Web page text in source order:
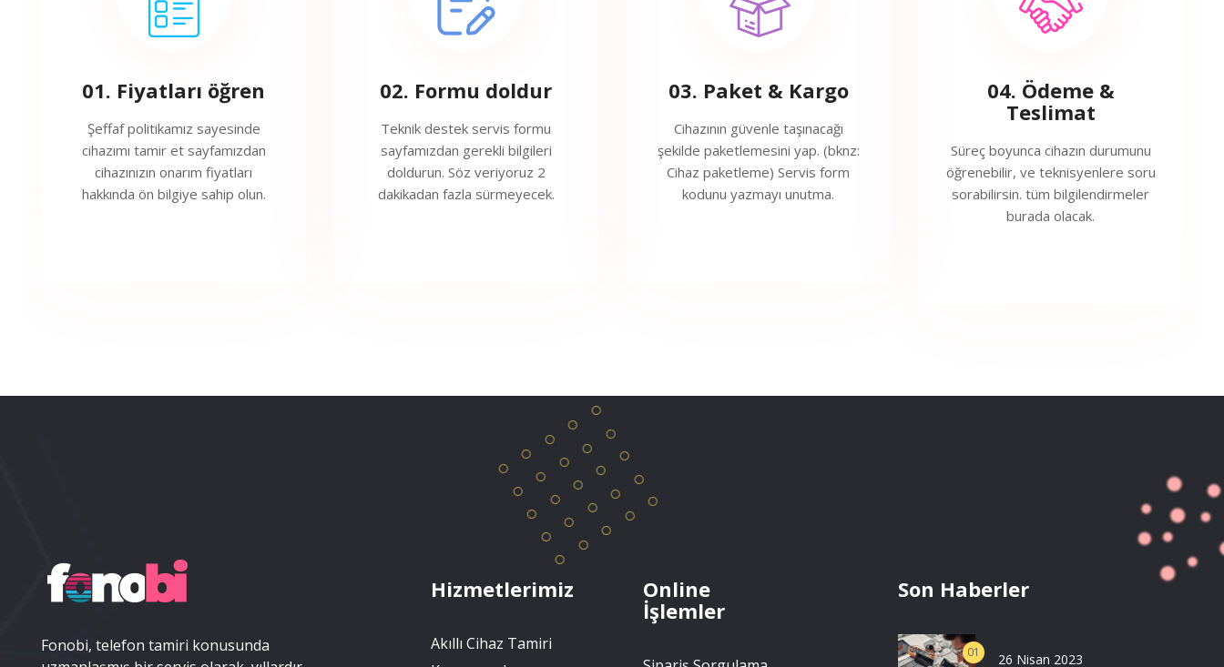
01. Fiyatları öğren
Şeffaf politikamız sayesinde
cihazımı tamir et sayfamızdan
cihazınızın onarım fiyatları
hakkında ön bilgiye sahip olun.
02. Formu doldur
Teknik destek servis formu
sayfamızdan gerekli bilgileri
doldurun. Söz veriyoruz 2
dakikadan fazla sürmeyecek.
03. Paket & Kargo
Cihazının güvenle taşınacağı
şekilde paketlemesini yap. (bknz:
Cihaz paketleme) Servis form
kodunu yazmayı unutma.
04. Ödeme &
Teslimat
Süreç boyunca cihazın durumunu
öğrenebilir, ve teknisyenlere soru
sorabilirsin. tüm bilgilendirmeler
burada olacak.
Fonobi, telefon tamiri konusunda
Hizmetlerimiz
Akıllı Cihaz Tamiri
Online
İşlemler
Son Haberler
01 26 Nisan 2023